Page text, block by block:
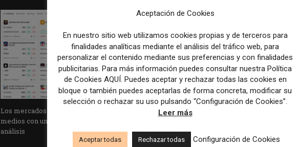
Los mercados de predicción dan el salto a los
medios con una plataforma de noticias y
análisis
Los Colegios de Periodistas piden al
Agencia EFE que rectifiquen convocatorias de
empleo por favorecer el intrusismo
Aceptación de Cookies
En nuestro sitio web utilizamos cookies propias y de terceros para
finalidades analíticas mediante el análisis del tráfico web, para
personalizar el contenido mediante sus preferencias y con finalidades
publicitarias. Para más información puedes consultar nuestra Política
de Cookies AQUÍ. Puedes aceptar y rechazar todas las cookies en
bloque o también puedes aceptarlas de forma concreta, modificar su
selección o rechazar su uso pulsando “Configuración de Cookies”.
Leer más
Aceptar todas Rechazar todas Configuración de Cookies